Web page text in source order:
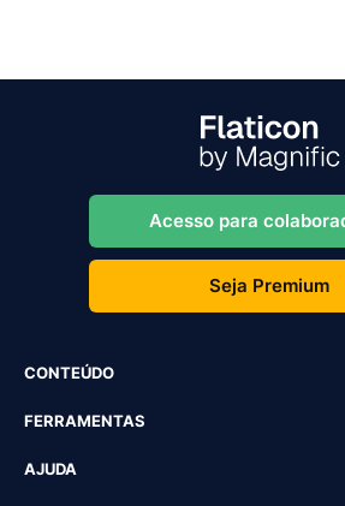
Acesso para
Seja Premium
CONTEÚDO
FERRAMENTAS
AJUDA